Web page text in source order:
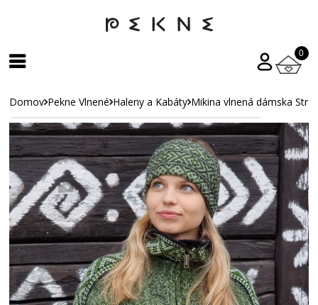
0
Domov Pekne Vlnené Haleny a Kabáty Mikina vlnená dámska